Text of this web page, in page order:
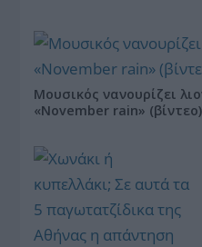
Μουσικός νανουρίζει
«November rain» (βίντεο)